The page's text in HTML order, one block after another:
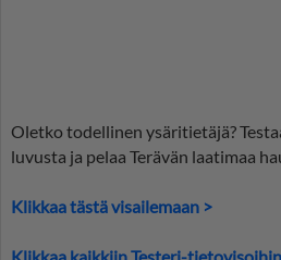
Oletko todellinen ysäritietäjä?
luvusta ja pelaa Terävän laatimaa
Klikkaa tästä visailemaan >
Klikkaa kaikkiin Testeri-